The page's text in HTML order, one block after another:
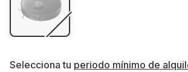
Selecciona tu periodo mínimo de